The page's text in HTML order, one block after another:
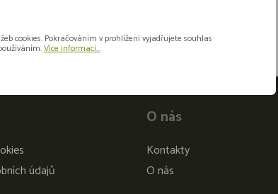
údajů
O nás
Kontakty
O nás
cookies. Pokračováním v prohlížení vyjadřujete souhlas
Více informací...